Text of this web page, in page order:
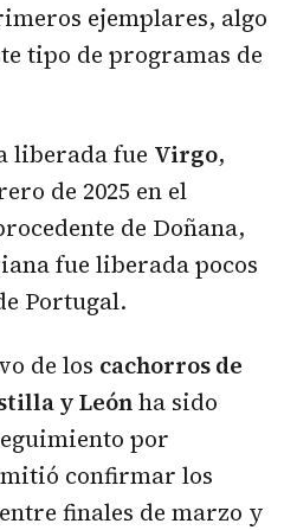
ejemplares, algo
tipo de programas de
liberada fue Virgo,
de 2025 en el
de Doñana,
fue liberada pocos
Portugal.
de los cachorros de
y Leónha sido
por
confirmar los
finales de marzo y